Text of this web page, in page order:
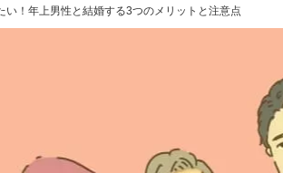
い！年上男性と結婚する3つのメリットと注意点